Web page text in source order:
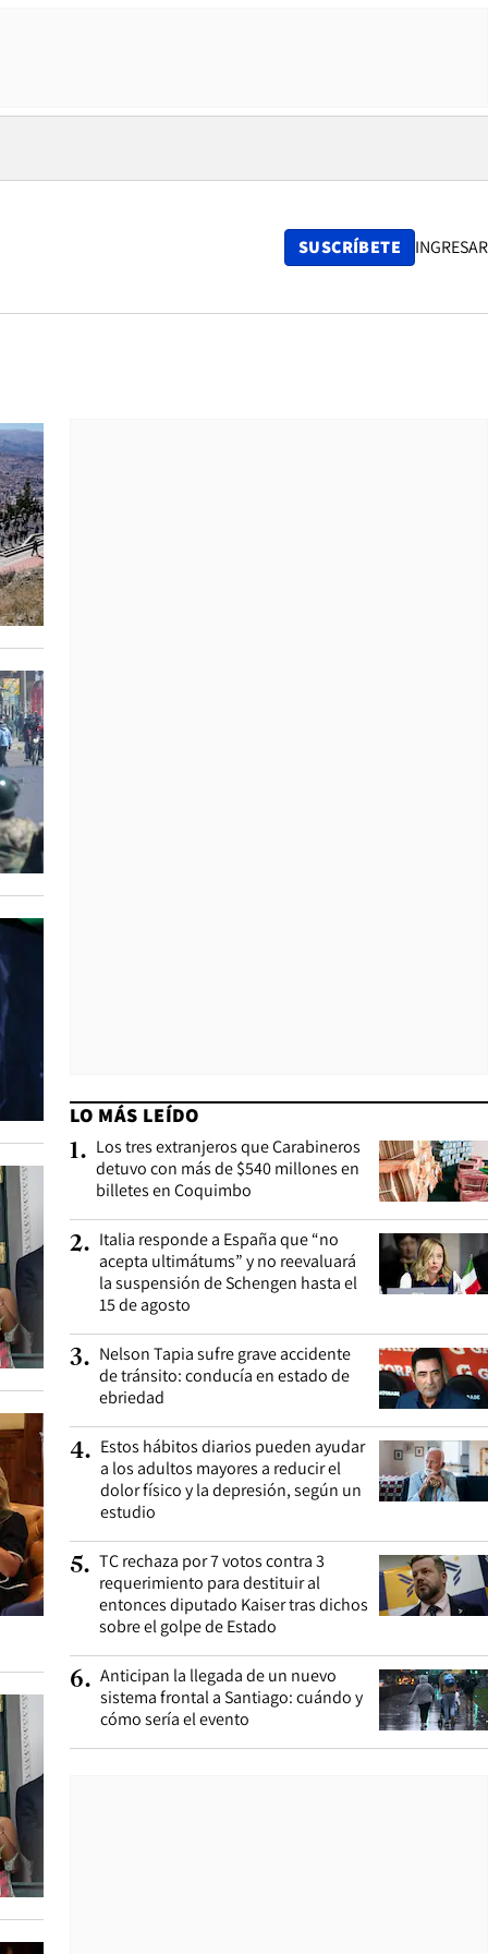
SUSCRÍBETE INGRESAR
LO MÁS LEÍDO
1. Los tres extranjeros que Carabineros
detuvo con más de $540 millones en
billetes en Coquimbo
2. Italia responde a España que “no
acepta ultimátums” y no reevaluará
la suspensión de Schengen hasta el
15 de agosto
3. Nelson Tapia sufre grave accidente
de tránsito: conducía en estado de
ebriedad
4. Estos hábitos diarios pueden ayudar
a los adultos mayores a reducir el
dolor físico y la depresión, según un
estudio
5. TC rechaza por 7 votos contra 3
requerimiento para destituir al
entonces diputado Kaiser tras dichos
sobre el golpe de Estado
6. Anticipan la llegada de un nuevo
sistema frontal a Santiago: cuándo y
cómo sería el evento